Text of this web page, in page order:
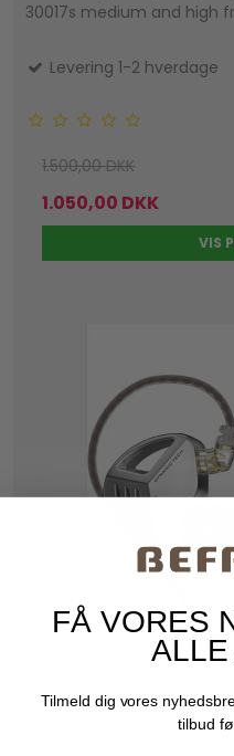
30017s medium and high
Levering 1-2 hverdage
1.500,00 DKK
1.050,00 DKK
VIS
FÅ VORES
Tilmeld dig vores
tilbud